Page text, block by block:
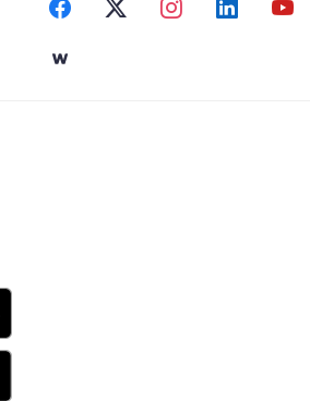
gençler istedi, Başkan